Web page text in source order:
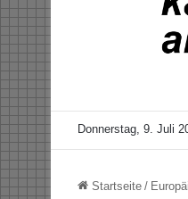
Donnerstag, 9. Juli
Startseite /